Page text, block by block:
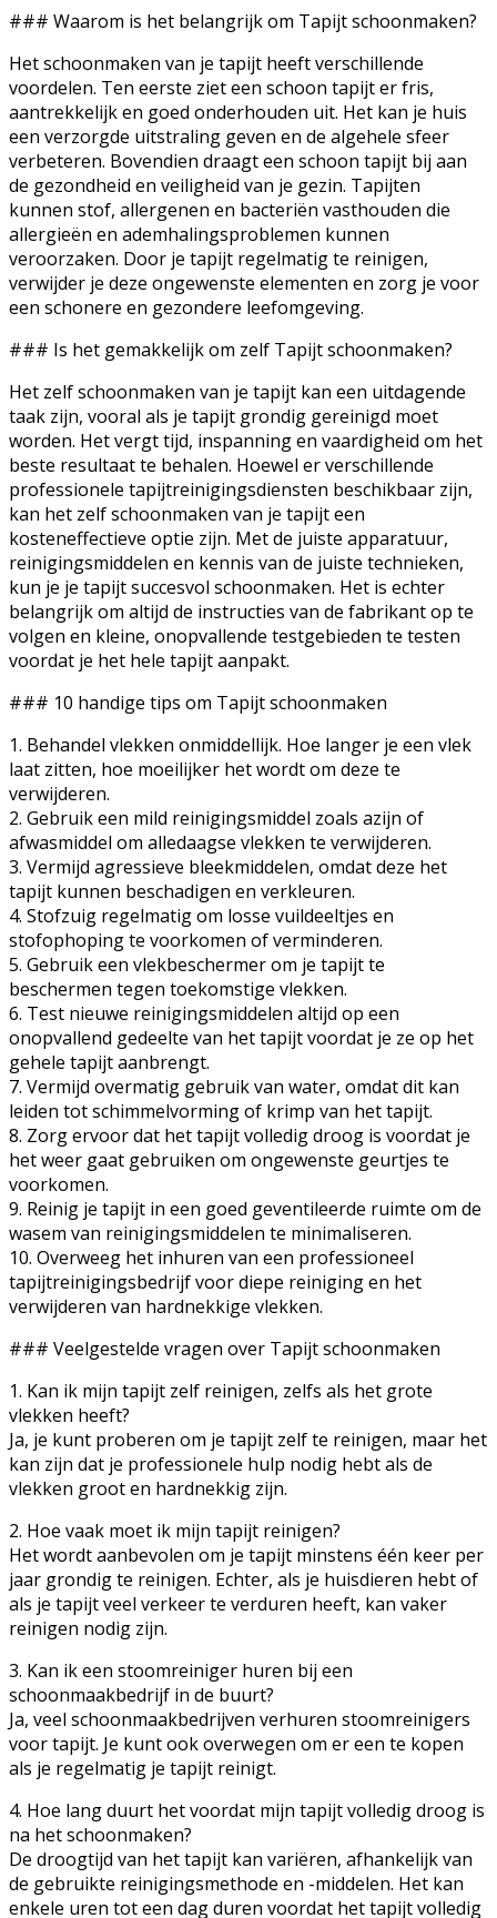
### Waarom is het belangrijk om Tapijt schoonmaken?
Het schoonmaken van je tapijt heeft verschillende
voordelen. Ten eerste ziet een schoon tapijt er fris,
aantrekkelijk en goed onderhouden uit. Het kan je huis
een verzorgde uitstraling geven en de algehele sfeer
verbeteren. Bovendien draagt een schoon tapijt bij aan
de gezondheid en veiligheid van je gezin. Tapijten
kunnen stof, allergenen en bacteriën vasthouden die
allergieën en ademhalingsproblemen kunnen
veroorzaken. Door je tapijt regelmatig te reinigen,
verwijder je deze ongewenste elementen en zorg je voor
een schonere en gezondere leefomgeving.
### Is het gemakkelijk om zelf Tapijt schoonmaken?
Het zelf schoonmaken van je tapijt kan een uitdagende
taak zijn, vooral als je tapijt grondig gereinigd moet
worden. Het vergt tijd, inspanning en vaardigheid om het
beste resultaat te behalen. Hoewel er verschillende
professionele tapijtreinigingsdiensten beschikbaar zijn,
kan het zelf schoonmaken van je tapijt een
kosteneffectieve optie zijn. Met de juiste apparatuur,
reinigingsmiddelen en kennis van de juiste technieken,
kun je je tapijt succesvol schoonmaken. Het is echter
belangrijk om altijd de instructies van de fabrikant op te
volgen en kleine, onopvallende testgebieden te testen
voordat je het hele tapijt aanpakt.
### 10 handige tips om Tapijt schoonmaken
1. Behandel vlekken onmiddellijk. Hoe langer je een vlek
laat zitten, hoe moeilijker het wordt om deze te
verwijderen.
2. Gebruik een mild reinigingsmiddel zoals azijn of
afwasmiddel om alledaagse vlekken te verwijderen.
3. Vermijd agressieve bleekmiddelen, omdat deze het
tapijt kunnen beschadigen en verkleuren.
4. Stofzuig regelmatig om losse vuildeeltjes en
stofophoping te voorkomen of verminderen.
5. Gebruik een vlekbeschermer om je tapijt te
beschermen tegen toekomstige vlekken.
6. Test nieuwe reinigingsmiddelen altijd op een
onopvallend gedeelte van het tapijt voordat je ze op het
gehele tapijt aanbrengt.
7. Vermijd overmatig gebruik van water, omdat dit kan
leiden tot schimmelvorming of krimp van het tapijt.
8. Zorg ervoor dat het tapijt volledig droog is voordat je
het weer gaat gebruiken om ongewenste geurtjes te
voorkomen.
9. Reinig je tapijt in een goed geventileerde ruimte om de
wasem van reinigingsmiddelen te minimaliseren.
10. Overweeg het inhuren van een professioneel
tapijtreinigingsbedrijf voor diepe reiniging en het
verwijderen van hardnekkige vlekken.
### Veelgestelde vragen over Tapijt schoonmaken
1. Kan ik mijn tapijt zelf reinigen, zelfs als het grote
vlekken heeft?
Ja, je kunt proberen om je tapijt zelf te reinigen, maar het
kan zijn dat je professionele hulp nodig hebt als de
vlekken groot en hardnekkig zijn.
2. Hoe vaak moet ik mijn tapijt reinigen?
Het wordt aanbevolen om je tapijt minstens één keer per
jaar grondig te reinigen. Echter, als je huisdieren hebt of
als je tapijt veel verkeer te verduren heeft, kan vaker
reinigen nodig zijn.
3. Kan ik een stoomreiniger huren bij een
schoonmaakbedrijf in de buurt?
Ja, veel schoonmaakbedrijven verhuren stoomreinigers
voor tapijt. Je kunt ook overwegen om er een te kopen
als je regelmatig je tapijt reinigt.
4. Hoe lang duurt het voordat mijn tapijt volledig droog is
na het schoonmaken?
De droogtijd van het tapijt kan variëren, afhankelijk van
de gebruikte reinigingsmethode en -middelen. Het kan
enkele uren tot een dag duren voordat het tapijt volledig